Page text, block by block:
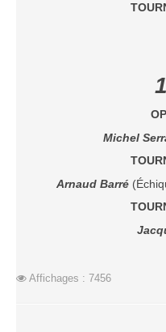
Michel
Arnaud Barré
Affichages : 7456